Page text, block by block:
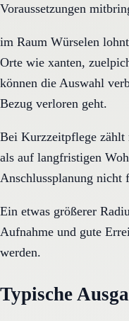
Voraussetzungen
im Raum Würselen
Orte wie xanten,
können die Auswahl
Bezug verloren geht.
Bei Kurzzeitpflege zählt
als auf langfristigen
Anschlussplanung nicht
Ein etwas größerer
Aufnahme und gute
werden.
Typische